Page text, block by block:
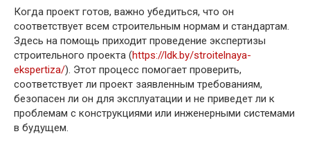
Когда проект готов, важно убедиться, что он
соответствует всем строительным нормам и стандартам.
Здесь на помощь приходит проведение экспертизы
строительного проекта (https://ldk.by/stroitelnaya-
ekspertiza/). Этот процесс помогает проверить,
соответствует ли проект заявленным требованиям,
безопасен ли он для эксплуатации и не приведет ли к
проблемам с конструкциями или инженерными системами
в будущем.